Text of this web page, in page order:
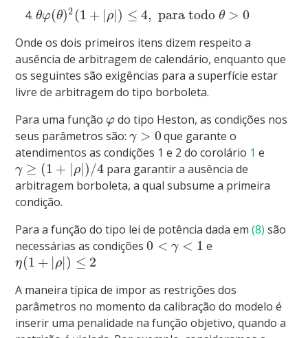
θφ(θ)2 (1 + | ρ|) ≤ 4, para todo θ > 0
Onde os dois primeiros itens dizem respeito a
ausência de arbitragem de calendário, enquanto que
os seguintes são exigências para a superfície estar
livre de arbitragem do tipo borboleta.
Para uma função φ do tipo Heston, as condições nos
seus parâmetros são:γ > 0que garante o
atendimentos as condições 1 e 2 do corolário 1 e
γ ≥ (1 + | ρ|) /4para garantir a ausência de
arbitragem borboleta, a qual subsume a primeira
condição.
Para a função do tipo lei de potência dada em(8) são
necessárias as condições0 < γ < 1 e
η(1 + | ρ|) ≤ 2
A maneira típica de impor as restrições dos
parâmetros no momento da calibração do modelo é
inserir uma penalidade na função objetivo, quando a